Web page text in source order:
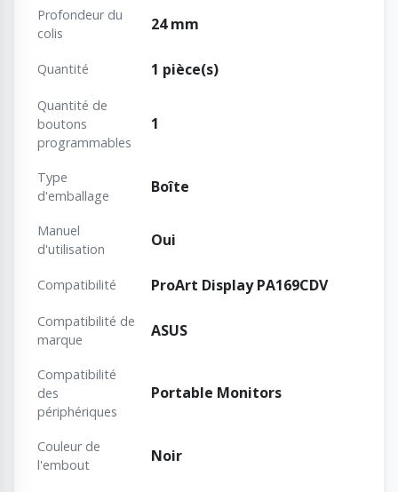
Profondeur du
colis
24 mm
Quantité 1 pièce(s)
Quantité de
boutons
programmables
1
Type
d'emballage
Boîte
Manuel
d'utilisation
Oui
Compatibilité ProArt Display PA169CDV
Compatibilité de
marque
ASUS
Compatibilité
des
périphériques
Portable Monitors
Couleur de
l'embout
Noir